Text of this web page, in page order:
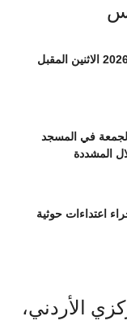
في المسجد
المشددة
جراء اعتداءات حوثية
الأردني،